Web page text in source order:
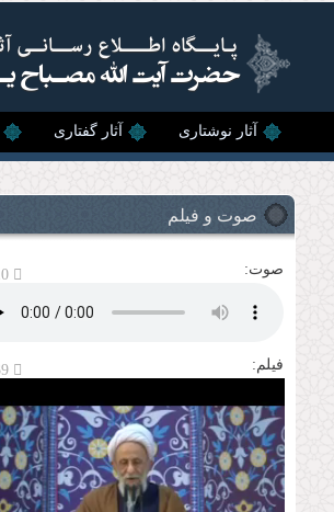
آثار نوشتاری آثار گفتاری
صوت و فیلم
صوت: 210
فیلم: 139